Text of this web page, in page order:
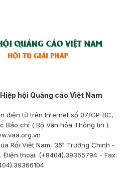
hội Quảng cáo Việt Nam
điện tử trên Internet số 07/GP-BC,
Báo chí ( Bộ Văn hóa Thông tin ):
Rối Việt Nam, 361 Trường Chinh -
Điện thoại: (+8404).39365794 - Fax: